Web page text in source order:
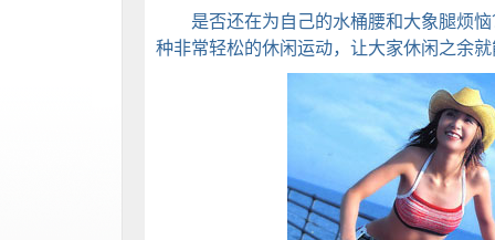
是否还在为自己的水桶腰和大象腿烦恼
种非常轻松的休闲运动，让大家休闲之余